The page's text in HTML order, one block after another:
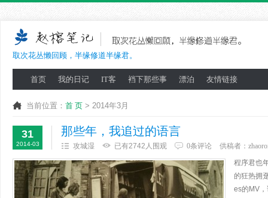
取次花丛懒回顾，半缘修道半缘君。
首页 我的日记 IT客 裆下那些事 漂泊 友情链接
当前位置： 首 页 > 2014年3月
31
2014-03
那些年，我追过的语言
攻城湿 已有2742人围观 0条评论 供稿者：
程序君也
的狂热拥
es的MV